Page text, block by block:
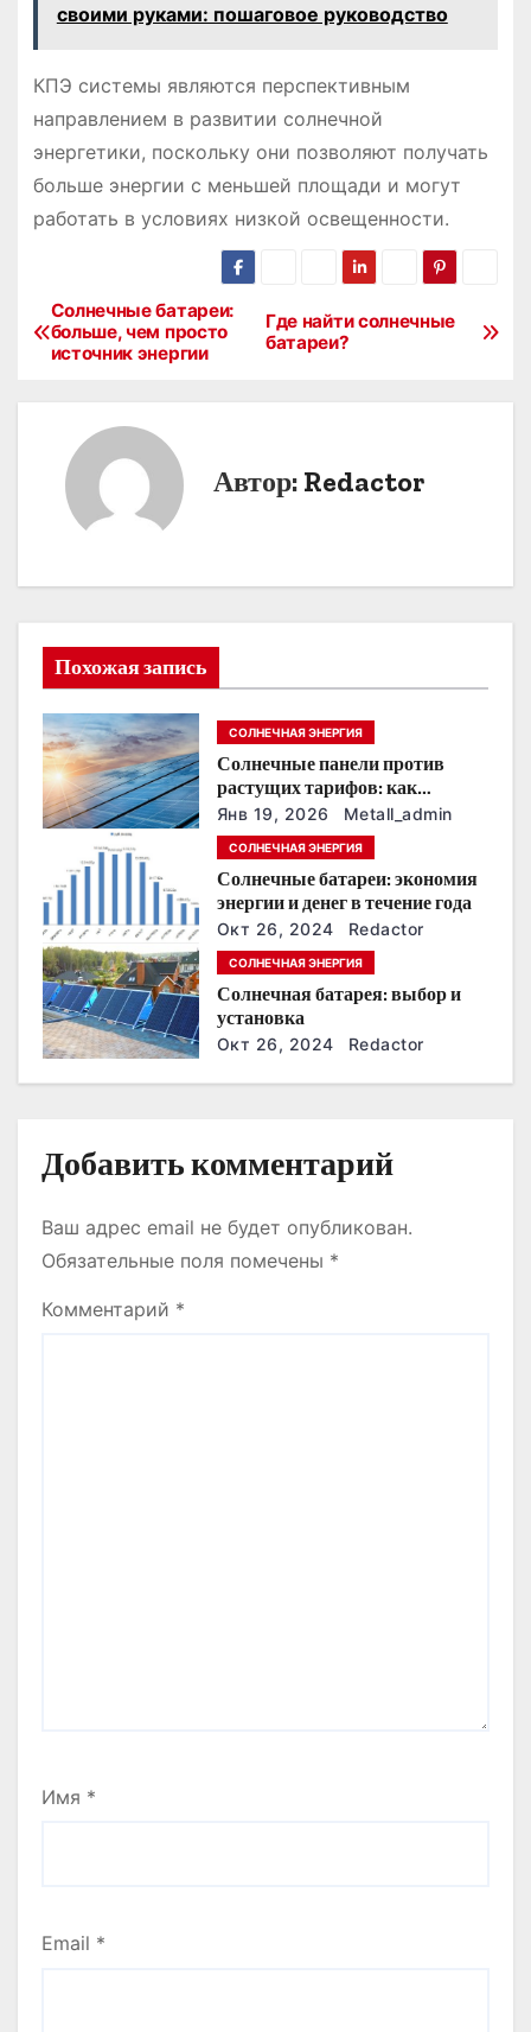
своими руками: пошаговое руководство
КПЭ системы являются перспективным
направлением в развитии солнечной
энергетики, поскольку они позволяют получать
больше энергии с меньшей площади и могут
работать в условиях низкой освещенности.
Н
и
я
п
о
а
п
и
с
я
Где найти солнечные
батареи?
Солнечные батареи:
больше, чем просто
источник энергии
Автор: Redactor
Похожая запись
СОЛНЕЧНАЯ ЭНЕРГИЯ
Солнечные панели против
растущих тарифов: как
сохранить
энергонезависимость в
ближайшие годы
Янв 19, 2026 Metall_admin
СОЛНЕЧНАЯ ЭНЕРГИЯ
Солнечные батареи: экономия
энергии и денег в течение года
Окт 26, 2024 Redactor
СОЛНЕЧНАЯ ЭНЕРГИЯ
Солнечная батарея: выбор и
установка
Окт 26, 2024 Redactor
Добавить комментарий
Ваш адрес email не будет опубликован.
Обязательные поля помечены *
Комментарий *
Имя *
Email *